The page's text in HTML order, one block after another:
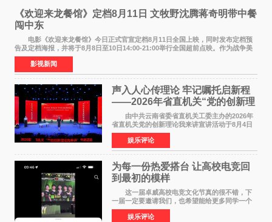
《欢迎来龙餐馆》定档8月11日 文牧野沈腾蒋奇明带中餐
闯中东
电影《欢迎来龙餐馆》今日正式官宣定档8月11日全国上映，同时发布定档预
告及定档海报，并将于8月8日至10日14:00-21:00举行全国超前点映。作为战争美
食大片，影片讲述的是中国厨师徐福（沈腾
影视新闻
声入人心传理论 牢记嘱托启新程
——2026年省直机关“党的创新理
论我来讲”宣讲活动圆满落幕
由中共云南省委省直机关工委主办的2026年
省直机关党的创新理论我来讲宣讲活动于8月4日
至5日在昆明举办。活动以 "牢记嘱托 感恩奋进
开创云南发展新局面 "为主题，坚持以新时代中国
特色社会主义
娱乐评论
为每一份热爱搭台 让高校电竞回
到最初的模样
这一届卓威高校电竞文化节真的很不错，下
一届一定要邀请我们，也希望能给更多同学一个
来到现场的机会。 2026卓威高校电竞文化节
已经落下帷幕，在活动结束后，仍有不少高校电
娱乐评论